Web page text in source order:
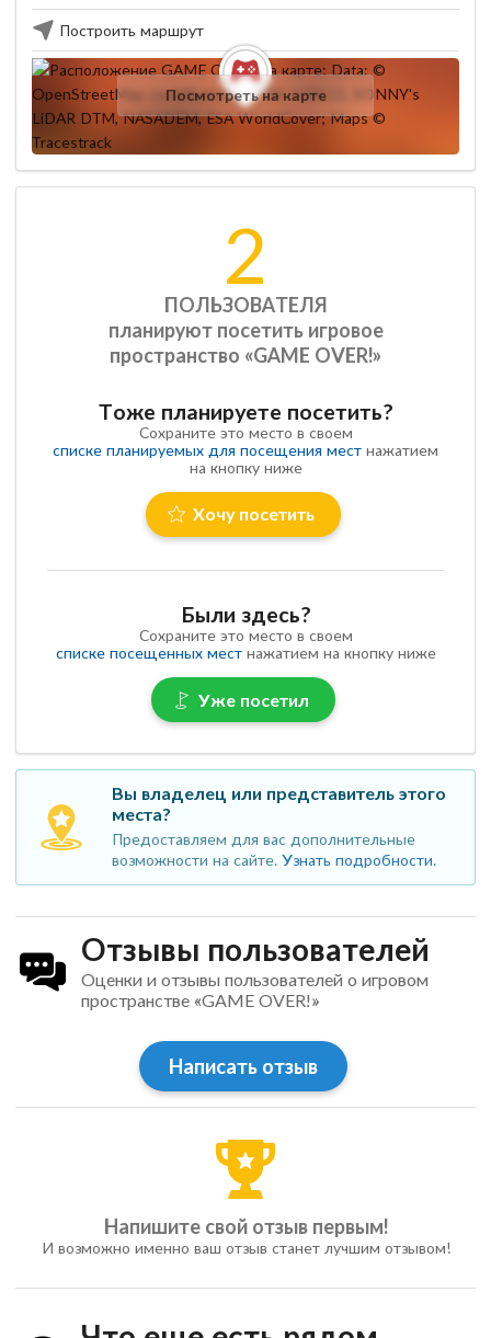
Построить маршрут
Посмотреть на карте
2
ПОЛЬЗОВАТЕЛЯ
планируют посетить игровое
пространство «GAME OVER!»
Тоже планируете посетить?
Сохраните это место в своем
списке планируемых для посещения мест нажатием
на кнопку ниже
Хочу посетить
Были здесь?
Сохраните это место в своем
списке посещенных местнажатием на кнопку ниже
Уже посетил
Вы владелец или представитель этого
места?
Предоставляем для вас дополнительные
возможности на сайте.Узнать подробности.
Отзывы пользователей
Оценки и отзывы пользователей о игровом
пространстве «GAME OVER!»
Написать отзыв
Напишите свой отзыв первым!
И возможно именно ваш отзыв станет лучшим отзывом!